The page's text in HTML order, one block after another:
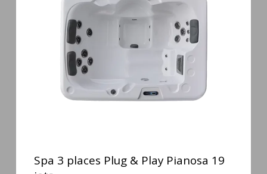
places
Spa 3 places Plug & Play Pianosa 19